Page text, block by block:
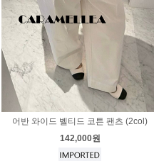
어반 와이드 벨티드 코튼 팬츠 (2col)
142,000원